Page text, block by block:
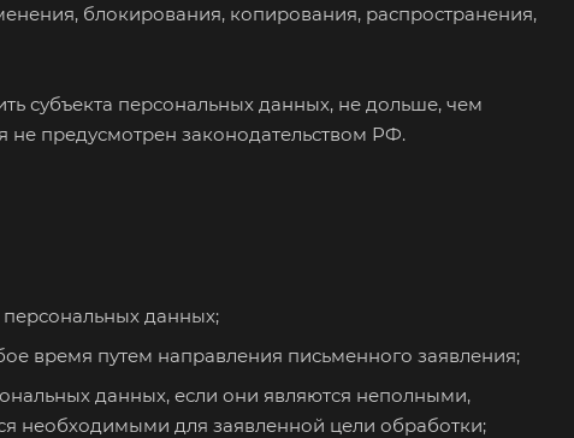
блокирования, копирования, распространения,
субъекта персональных данных, не дольше, чем
не предусмотрен законодательством РФ.
данных;
время путем направления письменного заявления;
данных, если они являются неполными,
необходимыми для заявленной цели обработки;